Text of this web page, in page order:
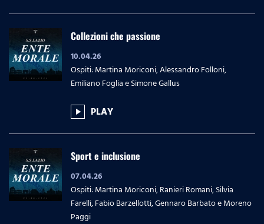
Collezioni che passione
10.04.26
Ospiti: Martina Moriconi, Alessandro Folloni,
Emiliano Foglia e Simone Gallus
play_arrow PLAY
Sport e inclusione
07.04.26
Ospiti: Martina Moriconi, Ranieri Romani, Silvia
Farelli, Fabio Barzellotti, Gennaro Barbato e Moreno
Paggi